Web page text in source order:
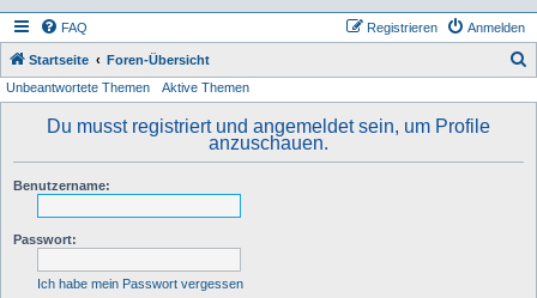
FAQ Anmelden
Registrieren
Startseite Foren-Übersicht
Unbeantwortete Themen Aktive Themen
Du musst registriert und angemeldet sein, um Profile
anzuschauen.
Benutzername:
Passwort:
Ich habe mein Passwort vergessen